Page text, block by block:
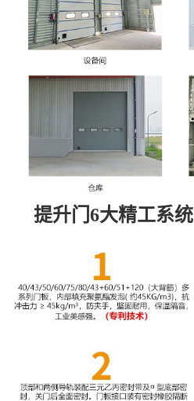
提升门 6大精工系统